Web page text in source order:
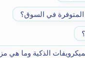
المتوفرة في السوق؟
الذكية وما هي